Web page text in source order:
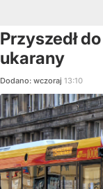
Przyszedł
ukarany
Dodano: wczoraj 13:10